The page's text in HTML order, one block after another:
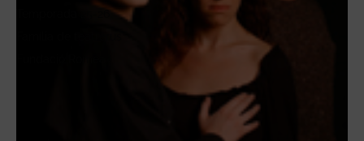
ORFEU ALS INFERNS
DEL 19 D'ABRIL AL 25 DE MAIG DE 2003